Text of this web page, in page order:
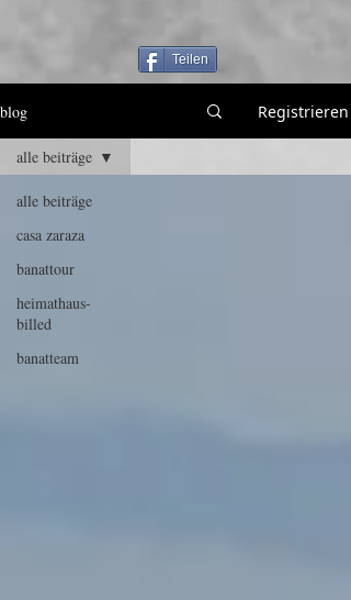
Teilen
blog Registrieren
alle beiträge
casa zaraza
banattour
heimathaus-
billed
banatteam
alle beiträge